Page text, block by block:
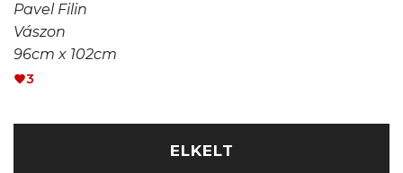
Pavel Filin
Vászon
96cm x 102cm
3
ELKELT